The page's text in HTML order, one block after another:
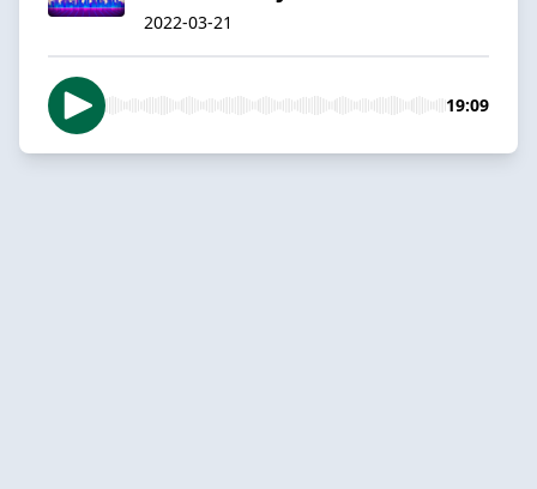
2022-03-21
19:09